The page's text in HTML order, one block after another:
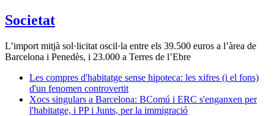
Societat
L’import mitjà sol·licitat oscil·la entre els 39.500 euros a l’àrea de
Barcelona i Penedès, i 23.000 a Terres de l’Ebre
Les compres d'habitatge sense hipoteca: les xifres (i el fons)
d'un fenomen controvertit
Xocs singulars a Barcelona: BComú i ERC s'enganxen per
l'habitatge, i PP i Junts, per la immigració